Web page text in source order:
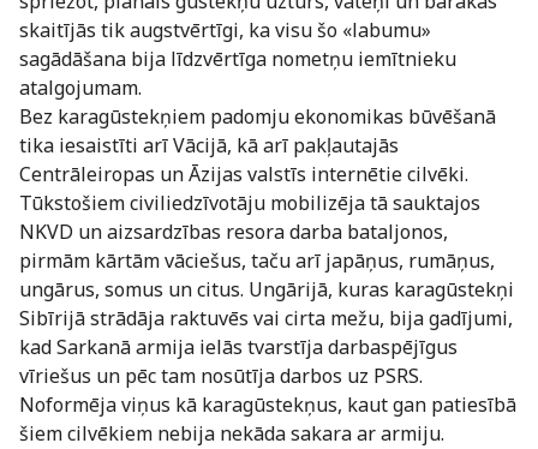
skaitījās tik augstvērtīgi, ka visu šo «labumu»
sagādāšana bija līdzvērtīga nometņu iemītnieku
atalgojumam.
Bez karagūstekņiem padomju ekonomikas būvēšanā
tika iesaistīti arī Vācijā, kā arī pakļautajās
Centrāleiropas un Āzijas valstīs internētie cilvēki.
Tūkstošiem civiliedzīvotāju mobilizēja tā sauktajos
NKVD un aizsardzības resora darba bataljonos,
pirmām kārtām vāciešus, taču arī japāņus, rumāņus,
ungārus, somus un citus. Ungārijā, kuras karagūstekņi
Sibīrijā strādāja raktuvēs vai cirta mežu, bija gadījumi,
kad Sarkanā armija ielās tvarstīja darbaspējīgus
vīriešus un pēc tam nosūtīja darbos uz PSRS.
Noformēja viņus kā karagūstekņus, kaut gan patiesībā
šiem cilvēkiem nebija nekāda sakara ar armiju.